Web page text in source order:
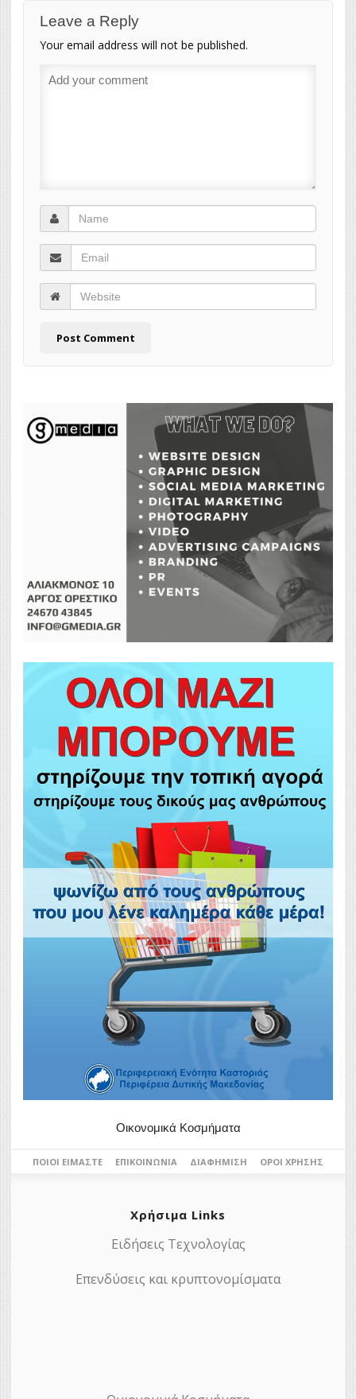
Leave a Reply
Your email address will not be published.
Οικονομικά Κοσμήματα
ΠΟΙΟΙ ΕΊΜΑΣΤΕ ΕΠΙΚΟΙΝΩΝΊΑ ΔΙΑΦΉΜΙΣΗ ΌΡΟΙ ΧΡΉΣΗΣ
Χρήσιμα Links
Ειδήσεις Τεχνολογίας
Επενδύσεις και κρυπτονομίσματα